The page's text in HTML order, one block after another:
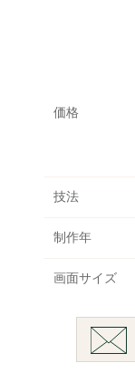
価格
技法
制作年
画面サイズ